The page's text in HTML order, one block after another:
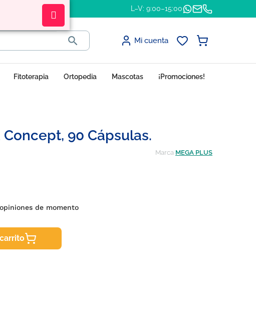
L–V: 9:00–15:00
 Mi cuenta
Fitoterapia Ortopedia Mascotas ¡Promociones!
90 Cápsulas.
Marca MEGA PLUS
opiniones de momento